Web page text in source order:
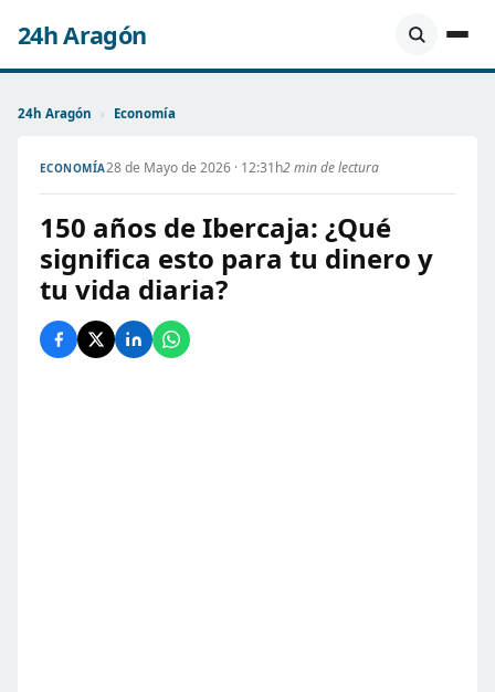
24h Aragón
24h Aragón › Economía
ECONOMÍA28 de Mayo de 2026 · 12:31h2 min de lectura
150 años de Ibercaja: ¿Qué
significa esto para tu dinero y
tu vida diaria?